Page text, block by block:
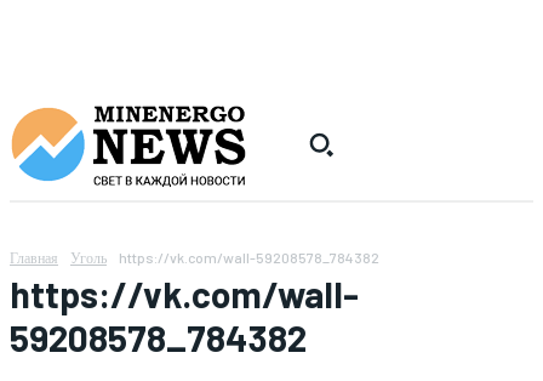
Главная Уголь https://vk.com/wall-59208578_784382
https://vk.com/wall-
59208578_784382